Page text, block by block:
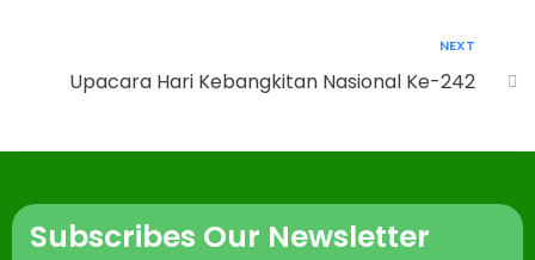
NEXT
Upacara Hari Kebangkitan Nasional Ke-242
Subscribes Our Newsletter